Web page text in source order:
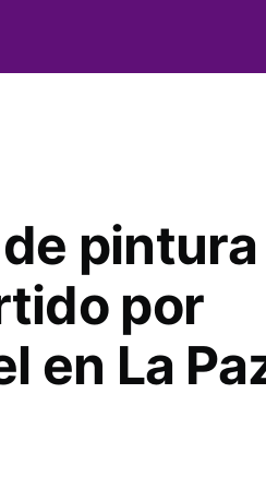
pintura
por
en La